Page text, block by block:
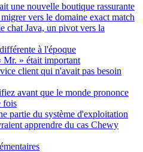
une nouvelle boutique rassurante
vers le domaine exact match
chat Java, un pivot vers la
à l'époque
Mr. » était important
client qui n'avait pas besoin
avant que le monde prononce
fois
partie du système d'exploitation
apprendre du cas Chewy